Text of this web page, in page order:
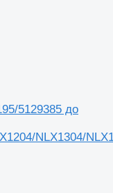
5129385 до
NLX1304/